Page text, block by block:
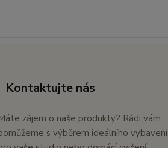
Kontaktujte nás
zájem o naše produkty? Rádi vám
s výběrem ideálního vybavení